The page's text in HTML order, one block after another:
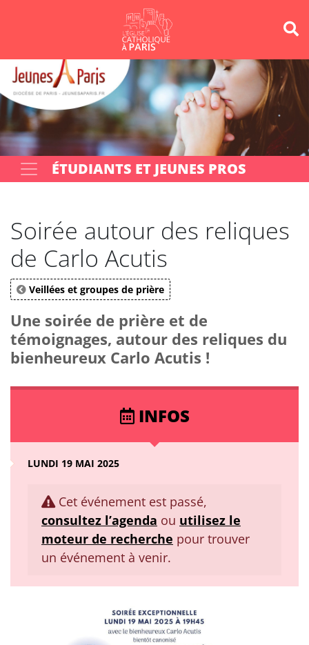
Votre recherche OK
ÉTUDIANTS ET JEUNES PROS
Soirée autour des reliques
de Carlo Acutis
Veillées et groupes de prière
Une soirée de prière et de
témoignages, autour des reliques du
bienheureux Carlo Acutis !
INFOS
LUNDI 19 MAI 2025
Cet événement est passé,
consultez l’agenda ou utilisez le
moteur de recherche pour trouver
un événement à venir.
Panneau de gestion des cookies